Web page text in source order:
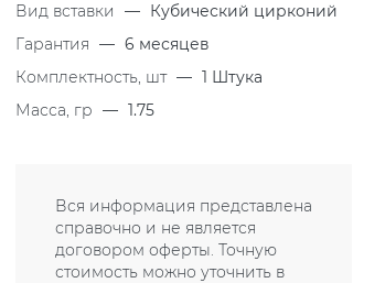
Вид вставки
— Кубический цирконий
Гарантия — 6 месяцев
Комплектность, шт — 1 Штука
Масса, гр — 1.75
Вся информация представлена
справочно и не является
договором оферты. Точную
стоимость можно уточнить в